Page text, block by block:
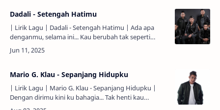
Dadali - Setengah Hatimu
| Lirik Lagu | Dadali - Setengah Hatimu | Ada apa
denganmu, selama ini... Kau berubah tak seperti
biasanya... Seringkali kau buat, aku menangis... Kau
tak…
Mario G. Klau - Sepanjang Hidupku
| Lirik Lagu | Mario G. Klau - Sepanjang Hidupku |
Dengan dirimu kini ku bahagia... Tak henti kau
berbagi canda tawa... Hilangkan gairah lelah hariku...